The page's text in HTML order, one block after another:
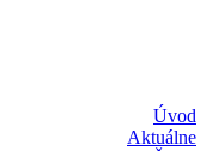
Úvod
Aktuálne